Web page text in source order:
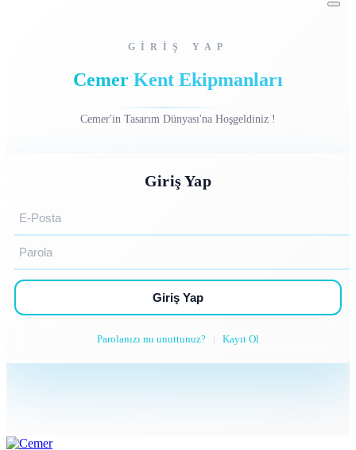
GİRİŞ YAP
Cemer Kent Ekipmanları
Cemer'in Tasarım Dünyası'na Hoşgeldiniz !
Giriş Yap
Giriş Yap
Parolanızı mı unuttunuz? | Kayıt Ol